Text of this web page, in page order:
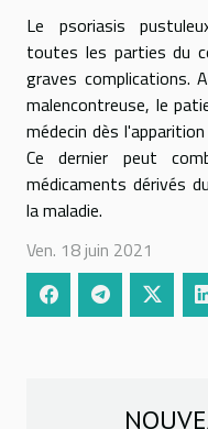
Le psoriasis
toutes les parties du
graves complications.
malencontreuse, le
médecin dès
Ce dernier peut
médicaments dérivés
la maladie.
Ven. 18 juin 2021